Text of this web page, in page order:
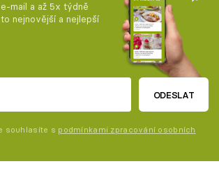
mail a až 5x týdně
nejnovější a nejlepší
ODESLAT
souhlasíte s podmínkami zpracování osobních